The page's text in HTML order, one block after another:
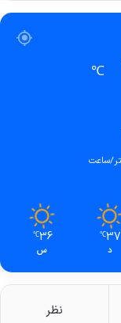
℃
37
℃
د
36
℃
س
نظر